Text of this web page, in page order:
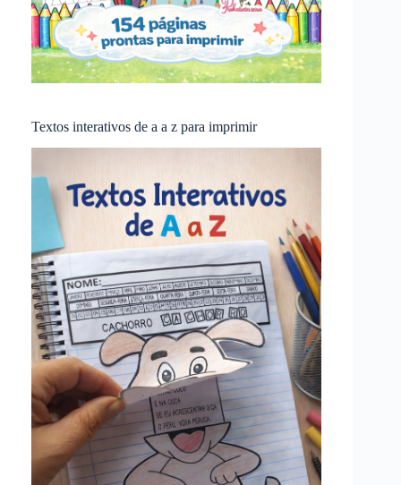
Textos interativos de a a z para imprimir